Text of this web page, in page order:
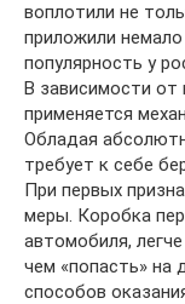
воплотили не
приложили
популярность у
В зависимости от
применяется
Обладая
требует к себе
При первых
меры. Коробка
автомобиля,
чем «попасть» на
способов